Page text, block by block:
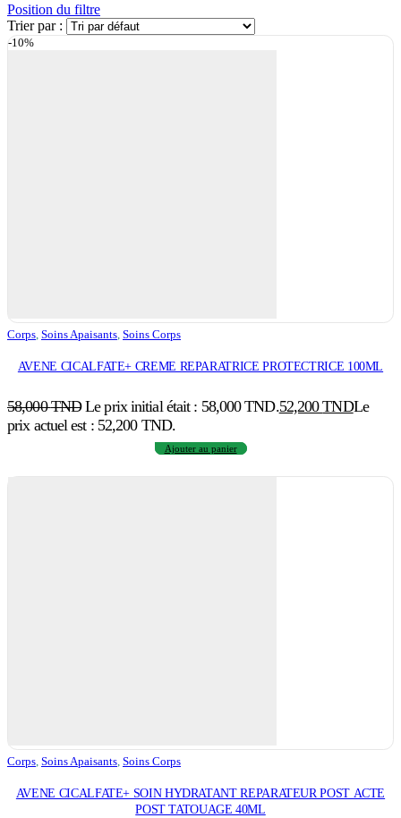
Position du filtre
Trier par :
-10%
Corps Soins Apaisants Soins Corps
AVENE CICALFATE+ CREME REPARATRICE PROTECTRICE 100ML
58,000TND Le prix initial était : 58,000 TND.52,200TNDLe
prix actuel est : 52,200 TND.
Ajouter au panier
Corps Soins Apaisants Soins Corps
AVENE CICALFATE+ SOIN HYDRATANT REPARATEUR POST ACTE
POST TATOUAGE 40ML